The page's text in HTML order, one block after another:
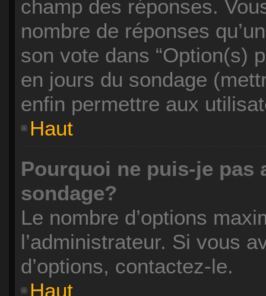
champ des réponses.
nombre de réponses
son vote dans “Option(s)
en jours du sondage
enfin permettre aux
Haut
Pourquoi ne puis-je pas
sondage?
Le nombre d’options
l’administrateur. Si vous
d’options, contactez-le.
Haut